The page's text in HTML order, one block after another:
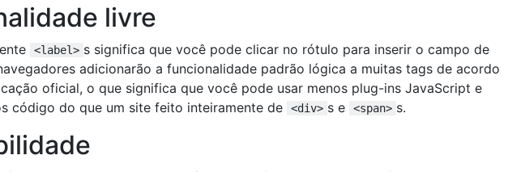
livre
<label> s significa que você pode clicar no rótulo para inserir o campo de
adicionarão a funcionalidade padrão lógica a muitas tags de acordo
oficial, o que significa que você pode usar menos plug-ins JavaScript e
código do que um site feito inteiramente de
<div> s e <span> s.